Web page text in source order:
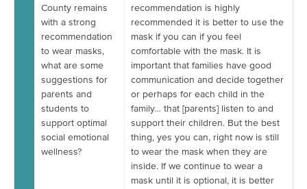
County remains
with a strong
recommendation
to wear masks,
what are some
suggestions for
parents and
students to
support optimal
social emotional
wellness?
recommendation is highly
recommended it is better to use the
mask if you can if you feel
comfortable with the mask. It is
important that families have good
communication and decide together
or perhaps for each child in the
family… that [parents] listen to and
support their children. But the best
thing, yes you can, right now is still
to wear the mask when they are
inside. If we continue to wear a
mask until it is optional, it is better